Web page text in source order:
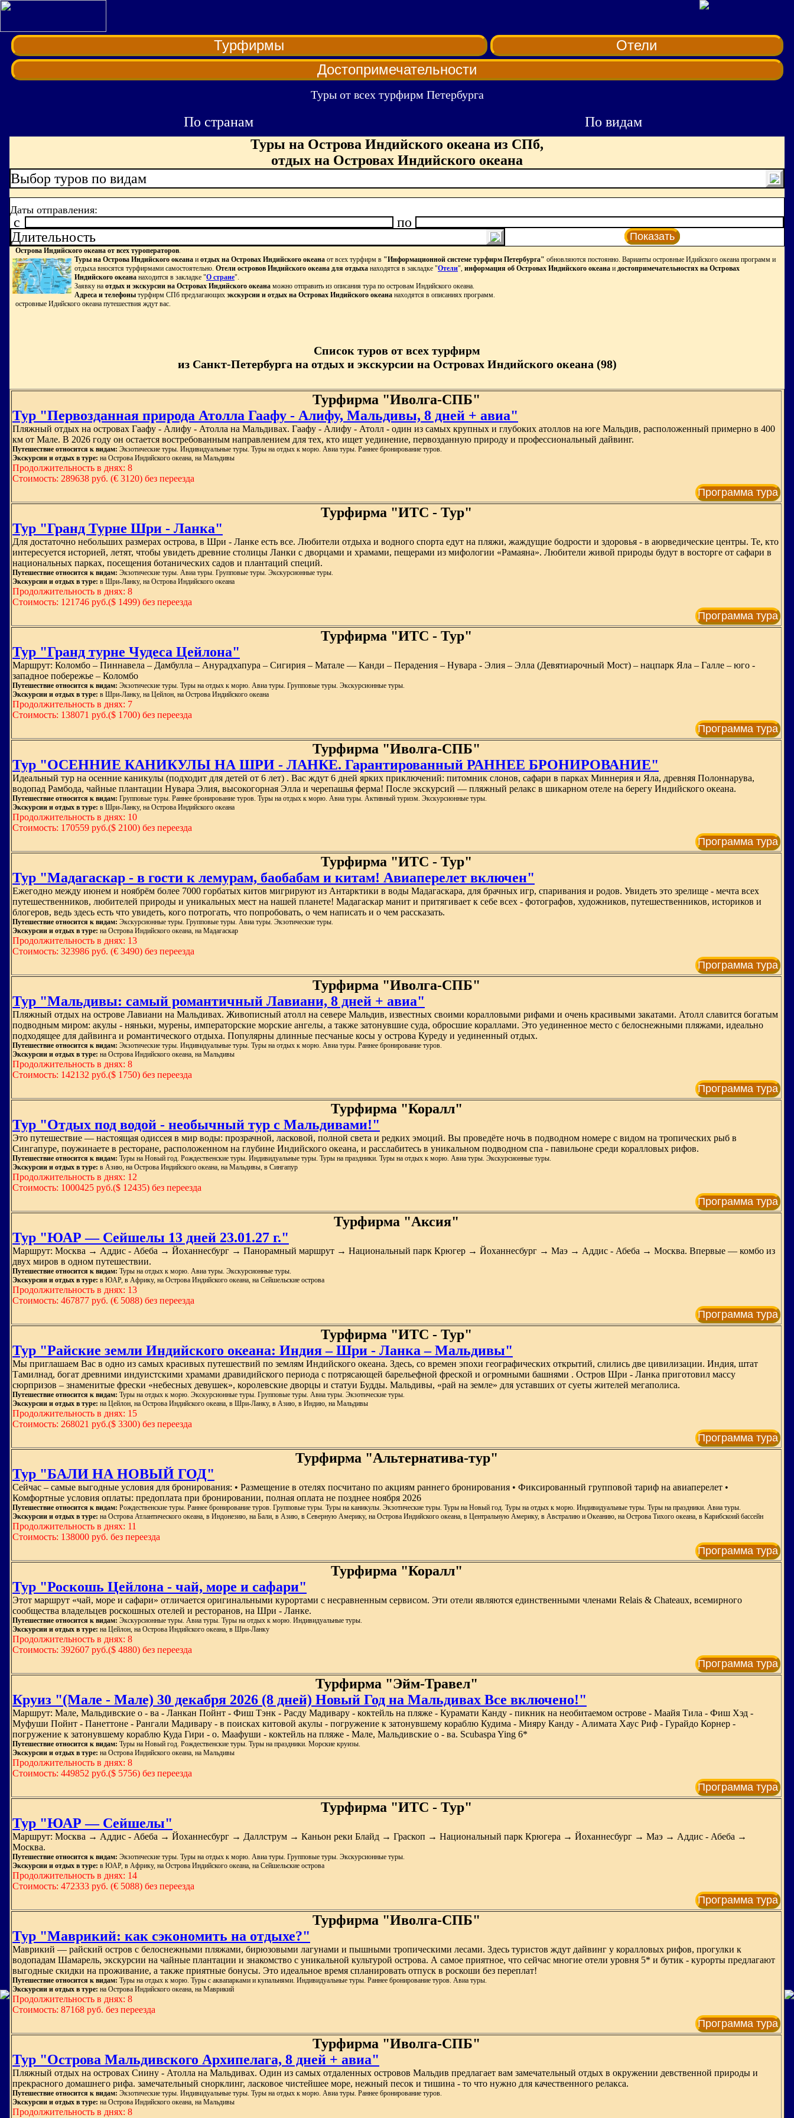
Турфирмы
Отели
Достопримечательности
Туры от всех турфирм Петербурга
По странам
По видам
Туры на Острова Индийского океана из СПб,
отдых на Островах Индийского океана
Выбор туров по видам
Даты отправления:
c
по
Длительность
Показать
Острова Индийского океана от всех туроператоров.
Туры на Острова Индийского океана и отдых на Островах Индийского океана от всех турфирм в "Информационной системе турфирм Петербурга" обновляются постоянно. Варианты островные Идийского океана программ и
отдыха вносятся турфирмами самостоятельно. Отели островов Индийского океана для отдыха находятся в закладке "Отели", информация об Островах Индийского океана и достопримечательностях на Островах
Индийского океана находится в закладке "О стране".
Заявку на отдых и экскурсии на Островах Индийского океана можно отправить из описания тура по островам Индийского океана.
Адреса и телефоны турфирм СПб предлагающих экскурсии и отдых на Островах Индийского океана находятся в описаниях программ.
островные Идийского океана путешествия ждут вас.
Список туров от всех турфирм
из Санкт-Петербурга на отдых и экскурсии на Островах Индийского океана (98)
Турфирма "Иволга-СПБ"
Тур "Первозданная природа Атолла Гаафу - Алифу, Мальдивы, 8 дней + авиа"
Пляжный отдых на островах Гаафу - Алифу - Атолла на Мальдивах. Гаафу - Алифу - Атолл - один из самых крупных и глубоких атоллов на юге Мальдив, расположенный примерно в 400
км от Мале. В 2026 году он остается востребованным направлением для тех, кто ищет уединение, первозданную природу и профессиональный дайвинг.
Путешествие относится к видам: Экзотические туры. Индивидуальные туры. Туры на отдых к морю. Авиа туры. Раннее бронирование туров.
Экскурсии и отдых в туре: на Острова Индийского океана, на Мальдивы
Продолжительность в днях: 8
Стоимость: 289638 руб. (€ 3120) без переезда
Программа тура
Турфирма "ИТС - Тур"
Тур "Гранд Турне Шри - Ланка"
Для достаточно небольших размерах острова, в Шри - Ланке есть все. Любители отдыха и водного спорта едут на пляжи, жаждущие бодрости и здоровья - в аюрведические центры. Те, кто
интересуется историей, летят, чтобы увидеть древние столицы Ланки с дворцами и храмами, пещерами из мифологии «Рамаяна». Любители живой природы будут в восторге от сафари в
национальных парках, посещения ботанических садов и плантаций специй.
Путешествие относится к видам: Экзотические туры. Авиа туры. Групповые туры. Экскурсионные туры.
Экскурсии и отдых в туре: в Шри-Ланку, на Острова Индийского океана
Продолжительность в днях: 8
Стоимость: 121746 руб.($ 1499) без переезда
Программа тура
Турфирма "ИТС - Тур"
Тур "Гранд турне Чудеса Цейлона"
Маршрут: Коломбо – Пиннавела – Дамбулла – Анурадхапура – Сигирия – Матале — Канди – Перадения – Нувара - Элия – Элла (Девятиарочный Мост) – нацпарк Яла – Галле – юго -
западное побережье – Коломбо
Путешествие относится к видам: Экзотические туры. Туры на отдых к морю. Авиа туры. Групповые туры. Экскурсионные туры.
Экскурсии и отдых в туре: в Шри-Ланку, на Цейлон, на Острова Индийского океана
Продолжительность в днях: 7
Стоимость: 138071 руб.($ 1700) без переезда
Программа тура
Турфирма "Иволга-СПБ"
Тур "ОСЕННИЕ КАНИКУЛЫ НА ШРИ - ЛАНКЕ. Гарантированный РАННЕЕ БРОНИРОВАНИЕ"
Идеальный тур на осенние каникулы (подходит для детей от 6 лет) . Вас ждут 6 дней ярких приключений: питомник слонов, сафари в парках Миннерия и Яла, древняя Полоннарува,
водопад Рамбода, чайные плантации Нувара Элия, высокогорная Элла и черепашья ферма! После экскурсий — пляжный релакс в шикарном отеле на берегу Индийского океана.
Путешествие относится к видам: Групповые туры. Раннее бронирование туров. Туры на отдых к морю. Авиа туры. Активный туризм. Экскурсионные туры.
Экскурсии и отдых в туре: в Шри-Ланку, на Острова Индийского океана
Продолжительность в днях: 10
Стоимость: 170559 руб.($ 2100) без переезда
Программа тура
Турфирма "ИТС - Тур"
Тур "Мадагаскар - в гости к лемурам, баобабам и китам! Авиаперелет включен"
Ежегодно между июнем и ноябрём более 7000 горбатых китов мигрируют из Антарктики в воды Мадагаскара, для брачных игр, спаривания и родов. Увидеть это зрелище - мечта всех
путешественников, любителей природы и уникальных мест на нашей планете! Мадагаскар манит и притягивает к себе всех - фотографов, художников, путешественников, историков и
блогеров, ведь здесь есть что увидеть, кого потрогать, что попробовать, о чем написать и о чем рассказать.
Путешествие относится к видам: Экскурсионные туры. Групповые туры. Авиа туры. Экзотические туры.
Экскурсии и отдых в туре: на Острова Индийского океана, на Мадагаскар
Продолжительность в днях: 13
Стоимость: 323986 руб. (€ 3490) без переезда
Программа тура
Турфирма "Иволга-СПБ"
Тур "Мальдивы: самый романтичный Лавиани, 8 дней + авиа"
Пляжный отдых на острове Лавиани на Мальдивах. Живописный атолл на севере Мальдив, известных своими коралловыми рифами и очень красивыми закатами. Атолл славится богатым
подводным миром: акулы - няньки, мурены, императорские морские ангелы, а также затонувшие суда, обросшие кораллами. Это уединенное место с белоснежными пляжами, идеально
подходящее для дайвинга и романтического отдыха. Популярны длинные песчаные косы у острова Куреду и уединенный отдых.
Путешествие относится к видам: Экзотические туры. Индивидуальные туры. Туры на отдых к морю. Авиа туры. Раннее бронирование туров.
Экскурсии и отдых в туре: на Острова Индийского океана, на Мальдивы
Продолжительность в днях: 8
Стоимость: 142132 руб.($ 1750) без переезда
Программа тура
Турфирма "Коралл"
Тур "Отдых под водой - необычный тур с Мальдивами!"
Это путешествие — настоящая одиссея в мир воды: прозрачной, ласковой, полной света и редких эмоций. Вы проведёте ночь в подводном номере с видом на тропических рыб в
Сингапуре, поужинаете в ресторане, расположенном на глубине Индийского океана, и расслабитесь в уникальном подводном спа - павильоне среди коралловых рифов.
Путешествие относится к видам: Туры на Новый год. Рождественские туры. Индивидуальные туры. Туры на праздники. Туры на отдых к морю. Авиа туры. Экскурсионные туры.
Экскурсии и отдых в туре: в Азию, на Острова Индийского океана, на Мальдивы, в Сингапур
Продолжительность в днях: 12
Стоимость: 1000425 руб.($ 12435) без переезда
Программа тура
Турфирма "Аксия"
Тур "ЮАР — Сейшелы 13 дней 23.01.27 г."
Маршрут: Москва → Аддис - Абеба → Йоханнесбург → Панорамный маршрут → Национальный парк Крюгер → Йоханнесбург → Маэ → Аддис - Абеба → Москва. Впервые — комбо из
двух миров в одном путешествии.
Путешествие относится к видам: Туры на отдых к морю. Авиа туры. Экскурсионные туры.
Экскурсии и отдых в туре: в ЮАР, в Африку, на Острова Индийского океана, на Сейшельские острова
Продолжительность в днях: 13
Стоимость: 467877 руб. (€ 5088) без переезда
Программа тура
Турфирма "ИТС - Тур"
Тур "Райские земли Индийского океана: Индия – Шри - Ланка – Мальдивы"
Мы приглашаем Вас в одно из самых красивых путешествий по землям Индийского океана. Здесь, со времен эпохи географических открытий, слились две цивилизации. Индия, штат
Тамилнад, богат древними индуистскими храмами дравидийского периода с потрясающей барельефной фреской и огромными башнями . Остров Шри - Ланка приготовил массу
сюрпризов – знаменитые фрески «небесных девушек», королевские дворцы и статуи Будды. Мальдивы, «рай на земле» для уставших от суеты жителей мегаполиса.
Путешествие относится к видам: Туры на отдых к морю. Экскурсионные туры. Групповые туры. Авиа туры. Экзотические туры.
Экскурсии и отдых в туре: на Цейлон, на Острова Индийского океана, в Шри-Ланку, в Азию, в Индию, на Мальдивы
Продолжительность в днях: 15
Стоимость: 268021 руб.($ 3300) без переезда
Программа тура
Турфирма "Альтернатива-тур"
Тур "БАЛИ НА НОВЫЙ ГОД"
Сейчас – самые выгодные условия для бронирования: • Размещение в отелях посчитано по акциям раннего бронирования • Фиксированный групповой тариф на авиаперелет •
Комфортные условия оплаты: предоплата при бронировании, полная оплата не позднее ноября 2026
Путешествие относится к видам: Рождественские туры. Раннее бронирование туров. Групповые туры. Туры на каникулы. Экзотические туры. Туры на Новый год. Туры на отдых к морю. Индивидуальные туры. Туры на праздники. Авиа туры.
Экскурсии и отдых в туре: на Острова Атлантического океана, в Индонезию, на Бали, в Азию, в Северную Америку, на Острова Индийского океана, в Центральную Америку, в Австралию и Океанию, на Острова Тихого океана, в Карибскоий бассейн
Продолжительность в днях: 11
Стоимость: 138000 руб. без переезда
Программа тура
Турфирма "Коралл"
Тур "Роскошь Цейлона - чай, море и сафари"
Этот маршрут «чай, море и сафари» отличается оригинальными курортами с несравненным сервисом. Эти отели являются единственными членами Relais & Chateaux, всемирного
сообщества владельцев роскошных отелей и ресторанов, на Шри - Ланке.
Путешествие относится к видам: Экскурсионные туры. Авиа туры. Туры на отдых к морю. Индивидуальные туры.
Экскурсии и отдых в туре: на Цейлон, на Острова Индийского океана, в Шри-Ланку
Продолжительность в днях: 8
Стоимость: 392607 руб.($ 4880) без переезда
Программа тура
Турфирма "Эйм-Травел"
Круиз "(Мале - Мале) 30 декабря 2026 (8 дней) Новый Год на Мальдивах Все включено!"
Маршрут: Мале, Мальдивские о - ва - Ланкан Пойнт - Фиш Тэнк - Расду Мадивару - коктейль на пляже - Курамати Канду - пикник на необитаемом острове - Маайя Тила - Фиш Хэд -
Муфуши Пойнт - Панеттоне - Рангали Мадивару - в поисках китовой акулы - погружение к затонувшему кораблю Кудима - Мияру Канду - Алимата Хаус Риф - Гурайдо Корнер -
погружение к затонувшему кораблю Куда Гири - о. Маафуши - коктейль на пляже - Мале, Мальдивские о - ва. Scubaspa Ying 6*
Путешествие относится к видам: Туры на Новый год. Рождественские туры. Туры на праздники. Морские круизы.
Экскурсии и отдых в туре: на Острова Индийского океана, на Мальдивы
Продолжительность в днях: 8
Стоимость: 449852 руб.($ 5756) без переезда
Программа тура
Турфирма "ИТС - Тур"
Тур "ЮАР — Сейшелы"
Маршрут: Москва → Аддис - Абеба → Йоханнесбург → Даллструм → Каньон реки Блайд → Граскоп → Национальный парк Крюгера → Йоханнесбург → Маэ → Аддис - Абеба →
Москва.
Путешествие относится к видам: Экзотические туры. Туры на отдых к морю. Авиа туры. Групповые туры. Экскурсионные туры.
Экскурсии и отдых в туре: в ЮАР, в Африку, на Острова Индийского океана, на Сейшельские острова
Продолжительность в днях: 14
Стоимость: 472333 руб. (€ 5088) без переезда
Программа тура
Турфирма "Иволга-СПБ"
Тур "Маврикий: как сэкономить на отдыхе?"
Маврикий — райский остров с белоснежными пляжами, бирюзовыми лагунами и пышными тропическими лесами. Здесь туристов ждут дайвинг у коралловых рифов, прогулки к
водопадам Шамарель, экскурсии на чайные плантации и знакомство с уникальной культурой острова. А самое приятное, что сейчас многие отели уровня 5* и бутик - курорты предлагают
выгодные скидки на проживание, а также приятные бонусы. Это идеальное время спланировать отпуск в роскоши без переплат!
Путешествие относится к видам: Туры на отдых к морю. Туры с аквапарками и купальнями. Индивидуальные туры. Раннее бронирование туров. Авиа туры.
Экскурсии и отдых в туре: на Острова Индийского океана, на Маврикий
Продолжительность в днях: 8
Стоимость: 87168 руб. без переезда
Программа тура
Турфирма "Иволга-СПБ"
Тур "Острова Мальдивского Архипелага, 8 дней + авиа"
Пляжный отдых на островах Сиину - Атолла на Мальдивах. Один из самых отдаленных островов Мальдив предлагает вам замечательный отдых в окружении девственной природы и
прекрасного домашнего рифа. замечательный снорклинг, ласковое чистейшее море, нежный песок и тишина - то что нужно для качественного релакса.
Путешествие относится к видам: Экзотические туры. Индивидуальные туры. Туры на отдых к морю. Авиа туры. Раннее бронирование туров.
Экскурсии и отдых в туре: на Острова Индийского океана, на Мальдивы
Продолжительность в днях: 8